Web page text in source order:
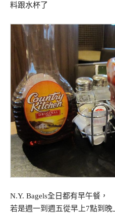
料跟水杯了
N.Y. Bagels全日都有早午餐，
若是週一到週五從早上7點到